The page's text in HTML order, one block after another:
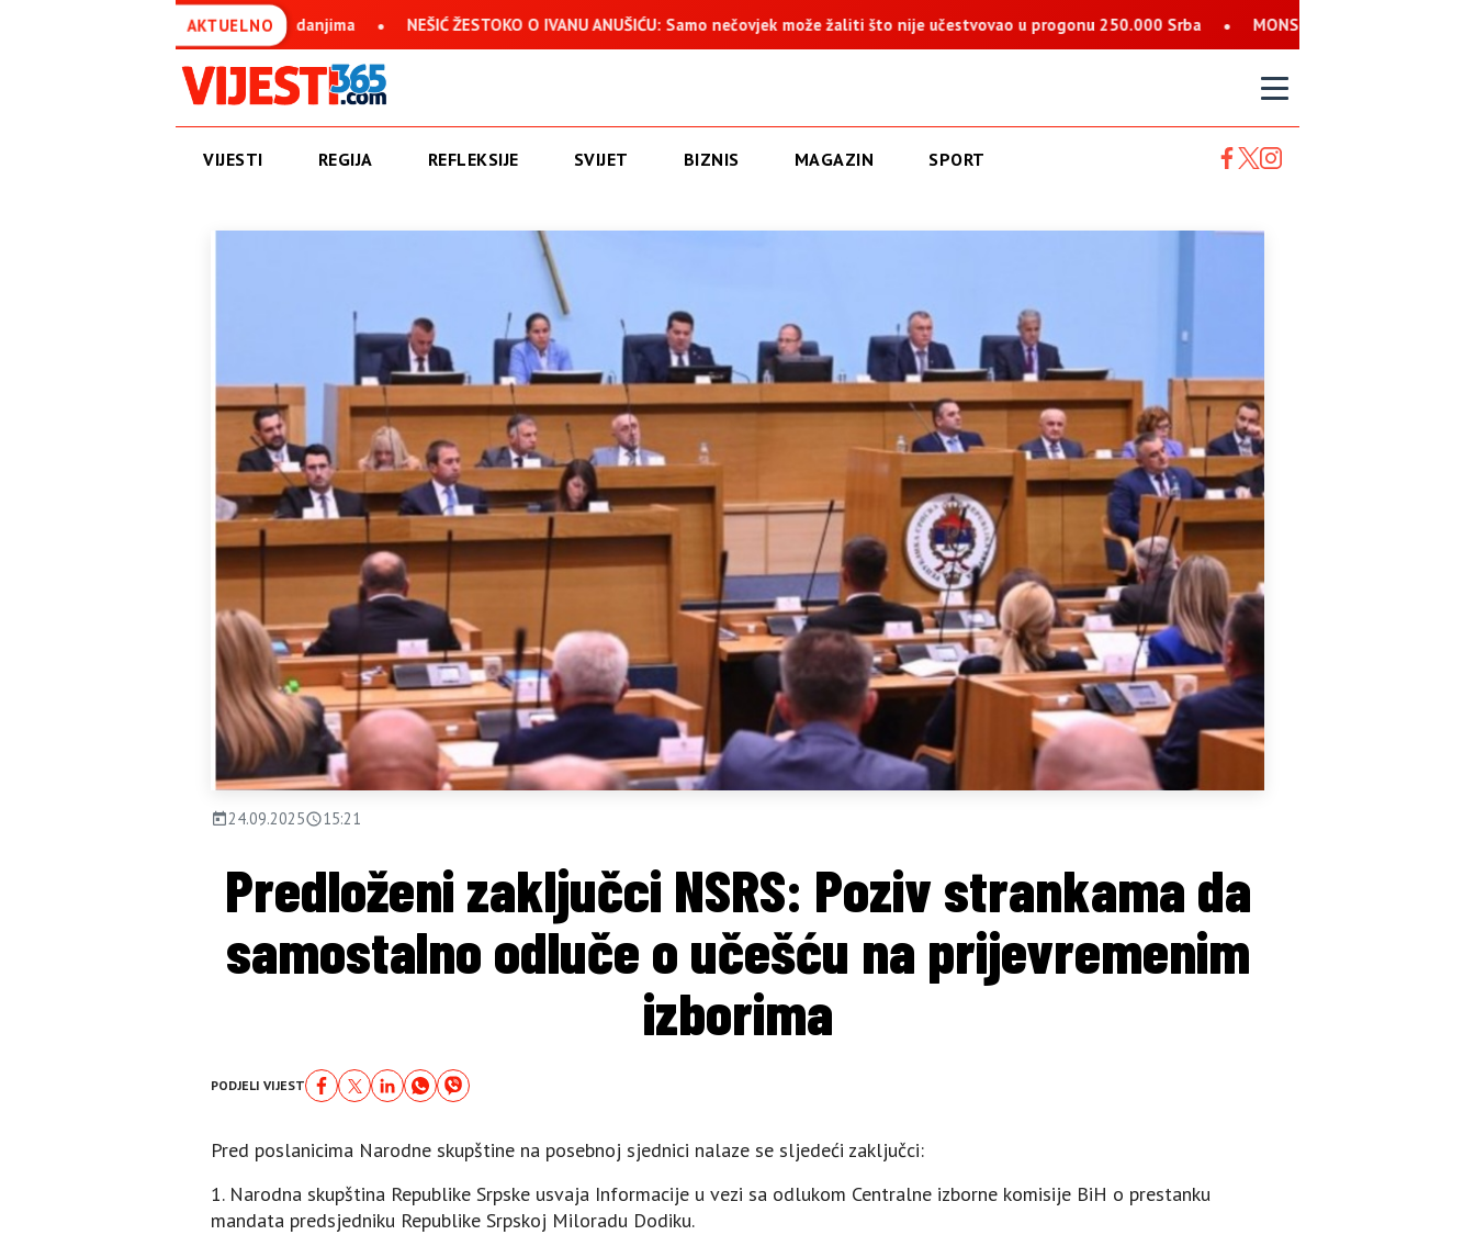
AKTUELNO
uprkos svim stradanjima NEŠIĆ ŽESTOKO O IVANU ANUŠIĆU: Samo nečovjek može žaliti što nije učestvovao u progonu 250.000 Srba MONSTRUOZNE PRIJETNJE SRBIMA: Nalog
VIJESTI REGIJA REFLEKSIJE SVIJET BIZNIS MAGAZIN SPORT
24.09.2025 15:21
Predloženi zaključci NSRS: Poziv strankama da
samostalno odluče o učešću na prijevremenim
izborima
PODJELI VIJEST
Pred poslanicima Narodne skupštine na posebnoj sjednici nalaze se sljedeći zaključci:
1. Narodna skupština Republike Srpske usvaja Informacije u vezi sa odlukom Centralne izborne komisije BiH o prestanku
mandata predsjedniku Republike Srpskoj Miloradu Dodiku.